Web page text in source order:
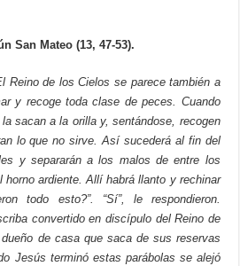
San Mateo (13, 47-53).
Reino de los Cielos se parece también a
y recoge toda clase de peces. Cuando
sacan a la orilla y, sentándose, recogen
lo que no sirve. Así sucederá al fin del
y separarán a los malos de entre los
horno ardiente. Allí habrá llanto y rechinar
todo esto?”. “Sí”, le respondieron.
convertido en discípulo del Reino de
de casa que saca de sus reservas
Jesús terminó estas parábolas se alejó